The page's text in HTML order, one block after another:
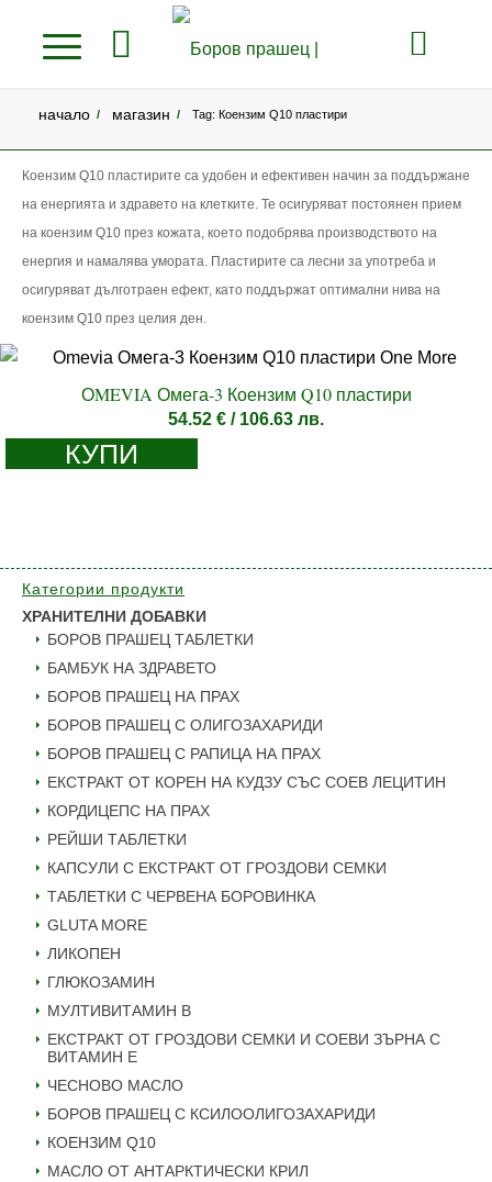
начало / магазин / Tag: Коензим Q10 пластири
Коензим Q10 пластирите са удобен и ефективен начин за поддържане
на енергията и здравето на клетките. Те осигуряват постоянен прием
на коензим Q10 през кожата, което подобрява производството на
енергия и намалява умората. Пластирите са лесни за употреба и
осигуряват дълготраен ефект, като поддържат оптимални нива на
коензим Q10 през целия ден.
ОMEVIA Омега-3 Коензим Q10 пластири
54.52 € / 106.63 лв.
КУПИ
Категории продукти
ХРАНИТЕЛНИ ДОБАВКИ
БОРОВ ПРАШЕЦ ТАБЛЕТКИ
БАМБУК НА ЗДРАВЕТО
БОРОВ ПРАШЕЦ НА ПРАХ
БОРОВ ПРАШЕЦ С ОЛИГОЗАХАРИДИ
БОРОВ ПРАШЕЦ С РАПИЦА НА ПРАХ
ЕКСТРАКТ ОТ КОРЕН НА КУДЗУ СЪС СОЕВ ЛЕЦИТИН
КОРДИЦЕПС НА ПРАХ
РЕЙШИ ТАБЛЕТКИ
КАПСУЛИ С ЕКСТРАКТ ОТ ГРОЗДОВИ СЕМКИ
ТАБЛЕТКИ С ЧЕРВЕНА БОРОВИНКА
GLUTA MORE
ЛИКОПЕН
ГЛЮКОЗАМИН
МУЛТИВИТАМИН B
ЕКСТРАКТ ОТ ГРОЗДОВИ СЕМКИ И СОЕВИ ЗЪРНА С
ВИТАМИН Е
ЧЕСНОВО МАСЛО
БОРОВ ПРАШЕЦ С КСИЛООЛИГОЗАХАРИДИ
КОЕНЗИМ Q10
МАСЛО ОТ АНТАРКТИЧЕСКИ КРИЛ